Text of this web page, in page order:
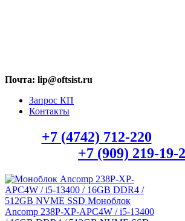
Почта: lip@oftsist.ru
Запрос КП
Контакты
+7 (4742) 712-220
+7 (909) 219-19-